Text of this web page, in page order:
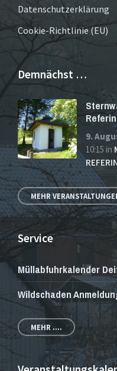
Datenschutzerklärung
Cookie-Richtlinie (EU)
Demnächst …
9.
10:15 in
MEHR
Service
Müllabfuhrkalender
Wildschaden
MEHR ....